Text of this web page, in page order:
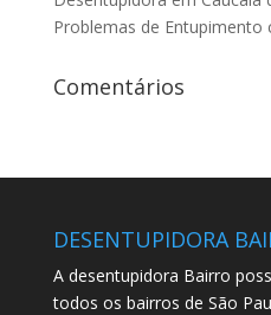
Problemas de Entupimento
Comentários
DESENTUPIDORA
A desentupidora Bairro
todos os bairros de São